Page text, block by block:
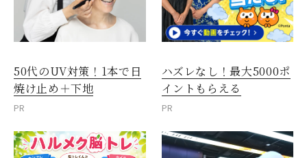
50代のUV対策！1本で日
焼け止め＋下地
PR
ハズレなし！最大5000ポ
イントもらえる
PR